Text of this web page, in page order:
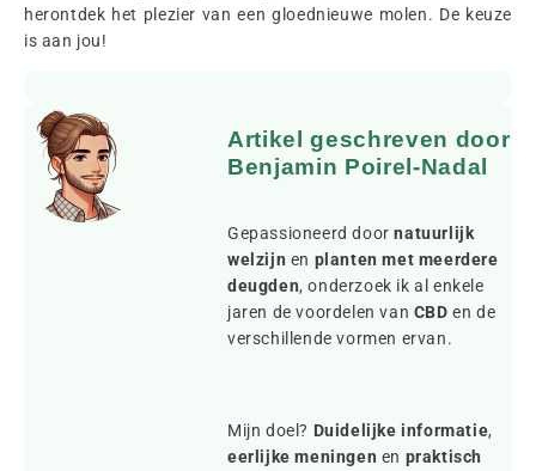
herontdek het plezier van een gloednieuwe molen. De keuze
is aan jou!
Artikel geschreven door
Benjamin Poirel-Nadal
Gepassioneerd doornatuurlijk
welzijn en planten met meerdere
deugden, onderzoek ik al enkele
jaren de voordelen van CBD en de
verschillende vormen ervan.
Mijn doel? Duidelijke informatie,
eerlijke meningen en praktisch